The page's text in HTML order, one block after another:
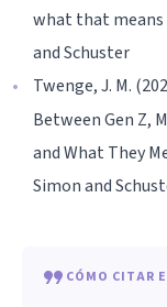
what that means
and Schuster
Twenge, J. M.
Between Gen Z,
and What They
Simon and
CÓMO CITAR